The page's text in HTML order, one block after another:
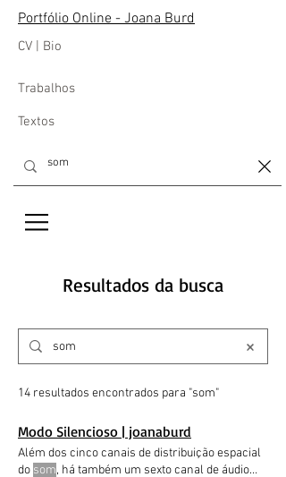
Portfólio Online - Joana Burd
CV | Bio
Trabalhos
Textos
Resultados da busca
14 resultados encontrados para "som"
Modo Silencioso | joanaburd
Além dos cinco canais de distribuição espacial
do som, há também um sexto canal de áudio